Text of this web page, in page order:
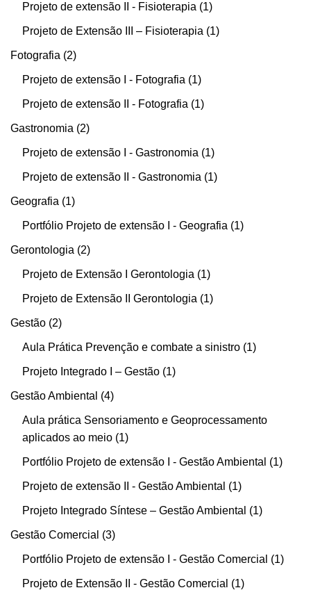
Projeto de extensão II - Fisioterapia 1
Projeto de Extensão III – Fisioterapia 1
Fotografia 2
Projeto de extensão I - Fotografia 1
Projeto de extensão II - Fotografia 1
Gastronomia 2
Projeto de extensão I - Gastronomia 1
Projeto de extensão II - Gastronomia 1
Geografia 1
Portfólio Projeto de extensão I - Geografia 1
Gerontologia 2
Projeto de Extensão I Gerontologia 1
Projeto de Extensão II Gerontologia 1
Gestão 2
Aula Prática Prevenção e combate a sinistro 1
Projeto Integrado I – Gestão 1
Gestão Ambiental 4
Aula prática Sensoriamento e Geoprocessamento
aplicados ao meio 1
Portfólio Projeto de extensão I - Gestão Ambiental 1
Projeto de extensão II - Gestão Ambiental 1
Projeto Integrado Síntese – Gestão Ambiental 1
Gestão Comercial 3
Portfólio Projeto de extensão I - Gestão Comercial 1
Projeto de Extensão II - Gestão Comercial 1